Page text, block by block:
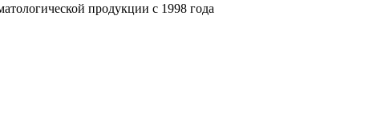
продукции с 1998 года